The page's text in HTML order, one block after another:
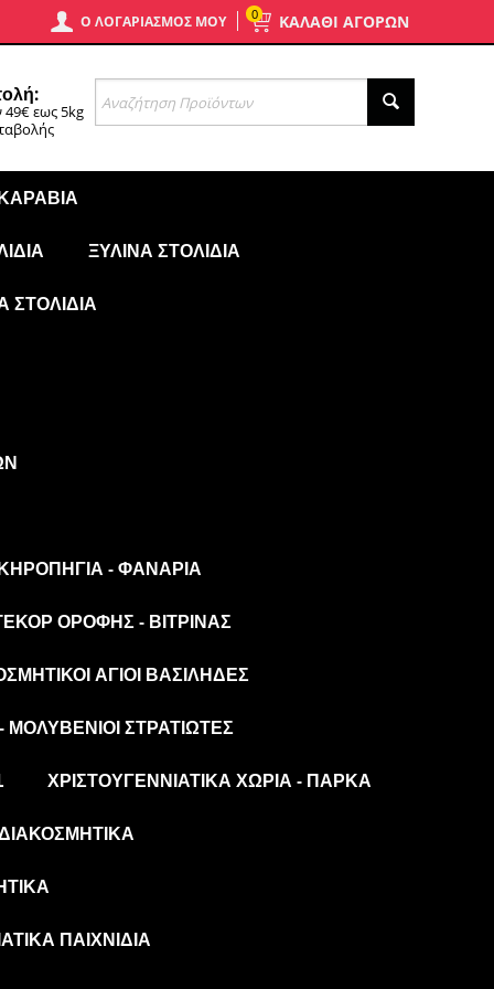
ΚΑΛΑΘΙ ΑΓΟΡΩΝ
0
Ο ΛΟΓΑΡΙΑΣΜΌΣ ΜΟΥ
49€ εως 5kg
ΞΎΛΙΝΑ ΣΤΟΛΊΔΙΑ
ΣΤΟΛΊΔΙΑ
- ΦΑΝΆΡΙΑ
ΟΡΟΦΉΣ - ΒΙΤΡΊΝΑΣ
ΆΓΙΟΙ ΒΑΣΊΛΗΔΕΣ
ΣΤΡΑΤΙΏΤΕΣ
ΧΡΙΣΤΟΥΓΕΝΝΙΆΤΙΚΑ ΧΩΡΙΆ - ΠΆΡΚΑ
ΠΑΙΧΝΊΔΙΑ